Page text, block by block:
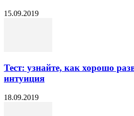
15.09.2019
Тест: узнайте, как хорошо
интуиция
18.09.2019